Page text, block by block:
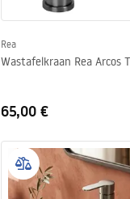
Rea
Wastafelkraan Rea Arcos
65,00 €